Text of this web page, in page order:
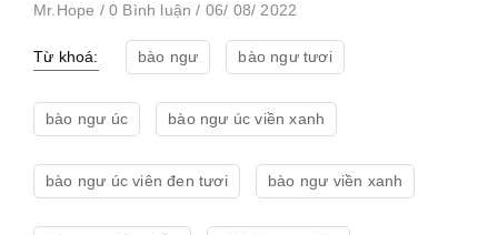
Mr.Hope / 0 Bình luận / 06/ 08/ 2022
Từ khoá: bào ngư bào ngư tươi
bào ngư úc bào ngư úc viền xanh
bào ngư úc viên đen tươi bào ngư viền xanh